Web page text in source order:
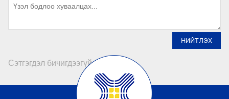
НИЙТЛЭХ
Сэтгэгдэл бичигдээгүй байна